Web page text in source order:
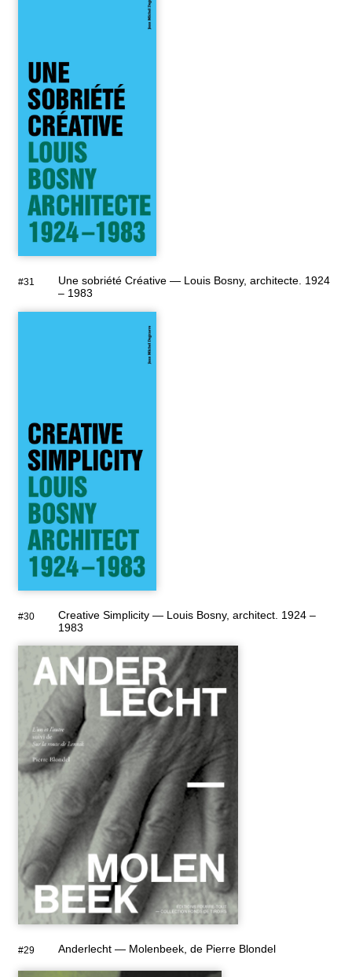
#31
Une sobriété Créative — Louis Bosny, architecte. 1924
– 1983
#30
Creative Simplicity — Louis Bosny, architect. 1924 –
1983
#29 Anderlecht — Molenbeek, de Pierre Blondel